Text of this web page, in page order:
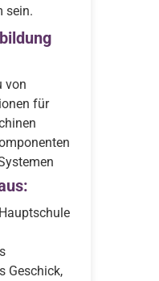
sein.
von
für
Geschick,